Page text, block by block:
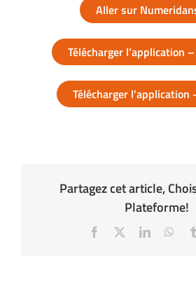
Aller sur
Télécharger l’application
Télécharger l’application
Partagez cet article,
Plateforme!
Facebook LinkedIn